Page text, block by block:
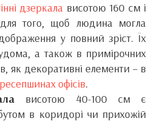
дзеркала висотою 160 см і
для того, щоб людина могла
у повний зріст. Їх
а також в примірочних
як декоративні елементи – в
ресепшинах офісів.
висотою 40-100 см є
в коридорі чи прихожій